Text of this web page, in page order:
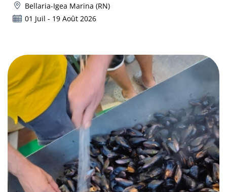
Bellaria-Igea Marina (RN)
01 Juil - 19 Août 2026